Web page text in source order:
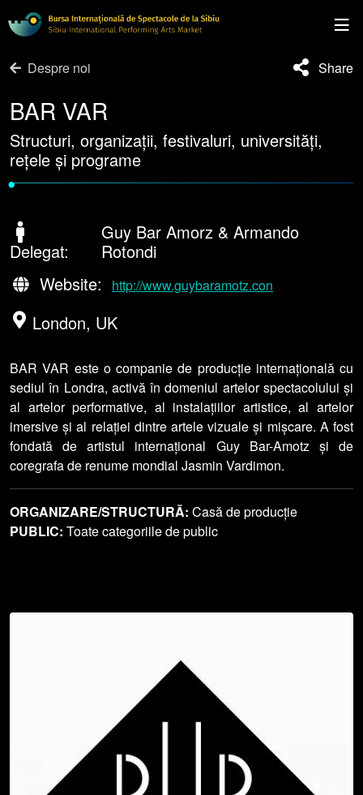
Despre noi Share
BAR VAR
Structuri, organizații, festivaluri, universități,
rețele și programe
•
Delegat:
Guy Bar Amorz & Armando
Rotondi
Website:
http://www.guybaramotz.con
London, UK
BAR VAR este o companie de producție internațională cu
sediul în Londra, activă în domeniul artelor spectacolului și
al artelor performative, al instalațiilor artistice, al artelor
imersive și al relației dintre artele vizuale și mișcare. A fost
fondată de artistul internațional Guy Bar-Amotz și de
coregrafa de renume mondial Jasmin Vardimon.
ORGANIZARE/STRUCTURĂ: Casă de producție
PUBLIC: Toate categoriile de public